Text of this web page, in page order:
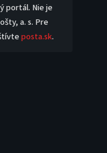
portál. Nie je
a. s. Pre
posta.sk.